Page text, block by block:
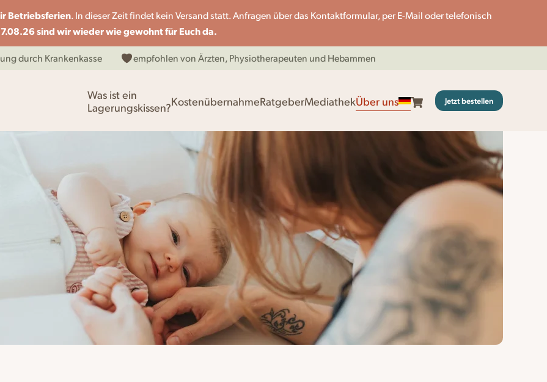
Betriebsferien. In dieser Zeit findet kein Versand statt. Anfragen über das Kontaktformular, per E-Mail oder telefonisch
sind wir wieder wie gewohnt für Euch da.
durch Krankenkasse empfohlen von Ärzten, Physiotherapeuten und Hebammen
Was ist ein
Lagerungskissen?KostenübernahmeRatgeberMediathekÜber uns Jetzt bestellen